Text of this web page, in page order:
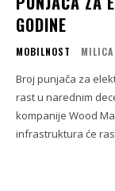
GODINE
MOBILNOST MILICA
Broj punjača za
rast u narednim
kompanije Wood
infrastruktura će